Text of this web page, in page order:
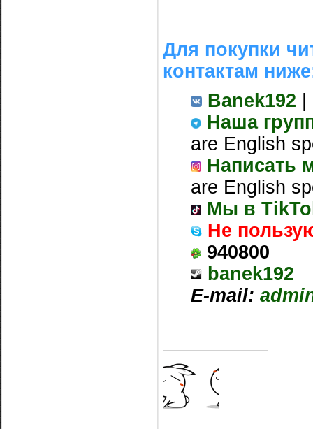
Для покупки
контактам
Banek192
Наша
are English
Написать
are English
Мы в
Не
940800
banek192
E-mail: